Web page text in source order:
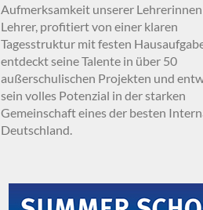
Aufmerksamkeit unserer
Lehrer, profitiert von einer klaren
Tagesstruktur mit festen
entdeckt seine Talente in über 50
außerschulischen Projekten und
sein volles Potenzial in der starken
Gemeinschaft eines der besten
Deutschland.